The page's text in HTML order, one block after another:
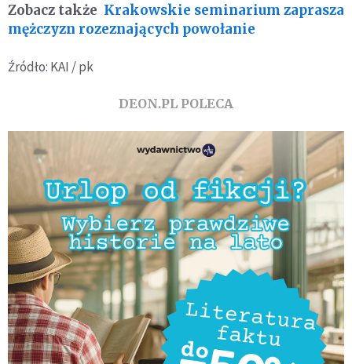
Zobacz także Krakowskie seminarium zaprasza
mężczyzn rozeznających powołanie
Źródło: KAI / pk
DEON.PL POLECA